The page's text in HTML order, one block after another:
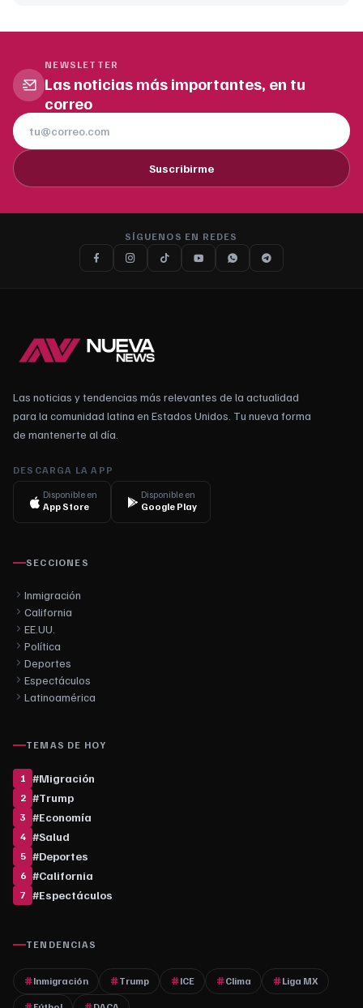
NEWSLETTER
Las noticias más importantes, en tu
correo
Suscribirme
SÍGUENOS EN REDES
Las noticias y tendencias más relevantes de la actualidad
para la comunidad latina en Estados Unidos. Tu nueva forma
de mantenerte al día.
DESCARGA LA APP
Disponible en
App Store
Disponible en
Google Play
SECCIONES
Inmigración
California
EE.UU.
Política
Deportes
Espectáculos
Latinoamérica
TEMAS DE HOY
1 #Migración
2 #Trump
3 #Economía
4 #Salud
5 #Deportes
6 #California
7 #Espectáculos
TENDENCIAS
Inmigración Trump ICE Clima Liga MX